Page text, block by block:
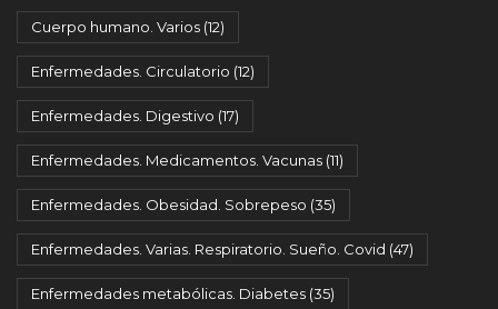
Cuerpo humano. Varios (12)
Enfermedades. Circulatorio (12)
Enfermedades. Digestivo (17)
Enfermedades. Medicamentos. Vacunas (11)
Enfermedades. Obesidad. Sobrepeso (35)
Enfermedades. Varias. Respiratorio. Sueño. Covid (47)
Enfermedades metabólicas. Diabetes (35)